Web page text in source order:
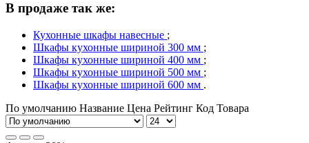
В продаже так же:
Кухонные шкафы навесные ;
Шкафы кухонные шириной 300 мм ;
Шкафы кухонные шириной 400 мм ;
Шкафы кухонные шириной 500 мм ;
Шкафы кухонные шириной 600 мм .
По умолчанию Название Цена Рейтинг Код Товара